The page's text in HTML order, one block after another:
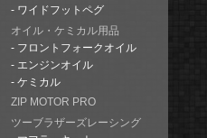
ワイドフットペグ
オイル・ケミカル用品
フロントフォークオイル
エンジンオイル
ケミカル
ZIP MOTOR PRO
ツーブラザーズレーシング